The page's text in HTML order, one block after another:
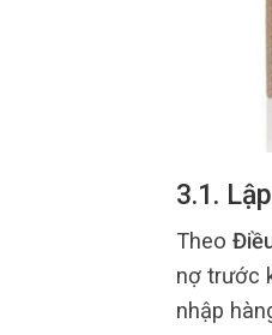
3.1.
Theo
nợ trước
nhập